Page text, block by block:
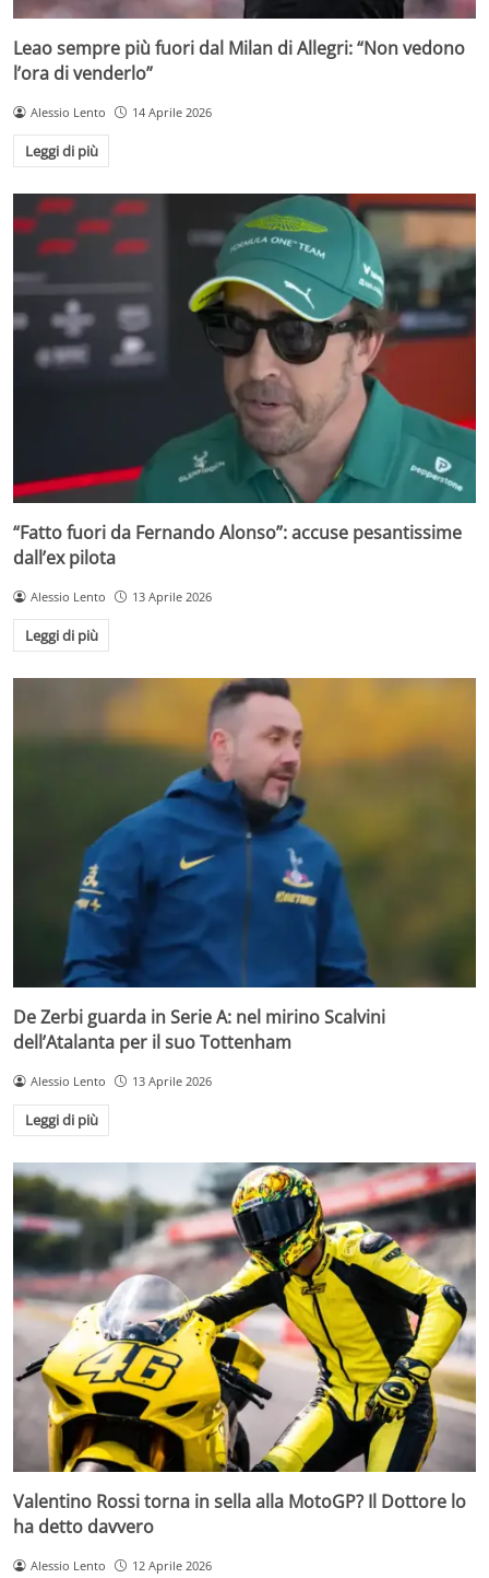
Leao sempre più fuori dal Milan di Allegri: “Non vedono
l’ora di venderlo”
Alessio Lento 14 Aprile 2026
Leggi di più
“Fatto fuori da Fernando Alonso”: accuse pesantissime
dall’ex pilota
Alessio Lento 13 Aprile 2026
Leggi di più
De Zerbi guarda in Serie A: nel mirino Scalvini
dell’Atalanta per il suo Tottenham
Alessio Lento 13 Aprile 2026
Leggi di più
Valentino Rossi torna in sella alla MotoGP? Il Dottore lo
ha detto davvero
Alessio Lento 12 Aprile 2026